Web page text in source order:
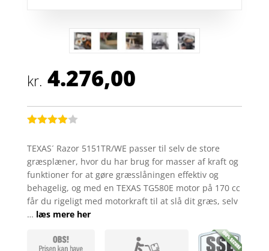
kr. 4.276,00
ud af 5
baseret
på
kundebed
ømmelse
r
TEXAS´ Razor 5151TR/WE passer til selv de store
græsplæner, hvor du har brug for masser af kraft og
funktioner for at gøre græsslåningen effektiv og
behagelig, og med en TEXAS TG580E motor på 170 cc
får du rigeligt med motorkraft til at slå dit græs, selv
… læs mere her